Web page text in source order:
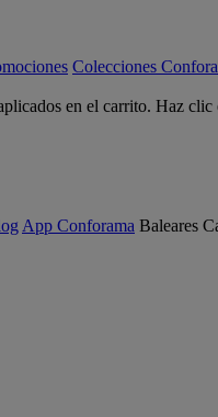
Colecciones
en el carrito. Haz
App Conforama Baleares